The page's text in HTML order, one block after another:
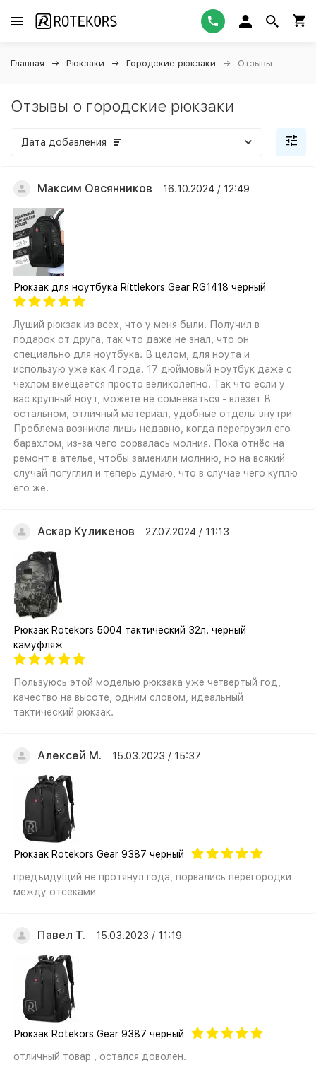
Главная Рюкзаки Городские рюкзаки Отзывы
Отзывы о городские рюкзаки
Дата добавления
Максим Овсянников 16.10.2024 / 12:49
Рюкзак для ноутбука Rittlekors Gear RG1418 черный
Луший рюкзак из всех, что у меня были. Получил в
подарок от друга, так что даже не знал, что он
специально для ноутбука. В целом, для ноута и
использую уже как 4 года. 17 дюймовый ноутбук даже с
чехлом вмещается просто великолепно. Так что если у
вас крупный ноут, можете не сомневаться - влезет В
остальном, отличный материал, удобные отделы внутри
Проблема возникла лишь недавно, когда перегрузил его
барахлом, из-за чего сорвалась молния. Пока отнёс на
ремонт в ателье, чтобы заменили молнию, но на всякий
случай погуглил и теперь думаю, что в случае чего куплю
его же.
Аскар Куликенов 27.07.2024 / 11:13
Рюкзак Rotekors 5004 тактический 32л. черный
камуфляж
Пользуюсь этой моделью рюкзака уже четвертый год,
качество на высоте, одним словом, идеальный
тактический рюкзак.
Алексей М. 15.03.2023 / 15:37
Рюкзак Rotekors Gear 9387 черный
предъидущий не протянул года, порвались перегородки
между отсеками
Павел Т. 15.03.2023 / 11:19
Рюкзак Rotekors Gear 9387 черный
отличный товар , остался доволен.